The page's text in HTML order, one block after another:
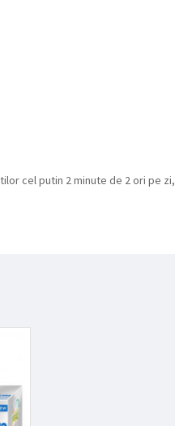
cel putin 2 minute de 2 ori pe zi,